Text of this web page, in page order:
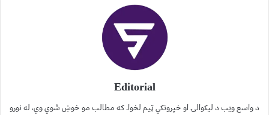
Editorial
د واسع ویب د لیکوالۍ او خپرونکي ټیم لخوا. که مطالب مو خوښ شوي وي، له نورو